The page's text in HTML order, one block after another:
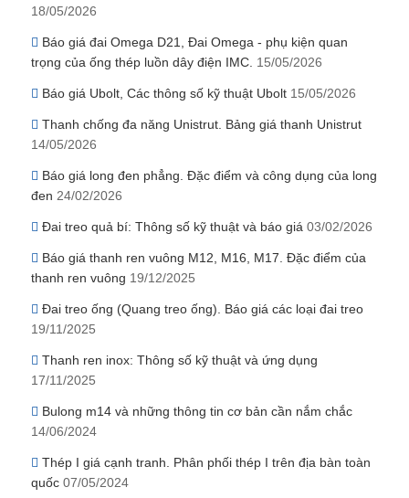
18/05/2026
Báo giá đai Omega D21, Đai Omega - phụ kiện quan
trọng của ống thép luồn dây điện IMC. 15/05/2026
Báo giá Ubolt, Các thông số kỹ thuật Ubolt 15/05/2026
Thanh chống đa năng Unistrut. Bảng giá thanh Unistrut
14/05/2026
Báo giá long đen phẳng. Đặc điểm và công dụng của long
đen 24/02/2026
Đai treo quả bí: Thông số kỹ thuật và báo giá 03/02/2026
Báo giá thanh ren vuông M12, M16, M17. Đặc điểm của
thanh ren vuông 19/12/2025
Đai treo ống (Quang treo ống). Báo giá các loại đai treo
19/11/2025
Thanh ren inox: Thông số kỹ thuật và ứng dụng
17/11/2025
Bulong m14 và những thông tin cơ bản cần nắm chắc
14/06/2024
Thép I giá cạnh tranh. Phân phối thép I trên địa bàn toàn
quốc 07/05/2024